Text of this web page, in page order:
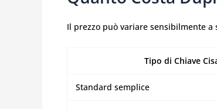
Il prezzo può variare sensibilmente a
Tipo di Chiave
Standard semplice